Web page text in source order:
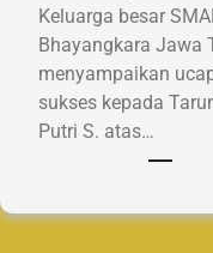
Keluarga besar
Bhayangkara Jawa
menyampaikan
sukses kepada
Putri S. atas…